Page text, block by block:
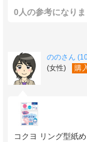
0人の参考になり
ののさん
(女性)
購
コクヨ リング型紙